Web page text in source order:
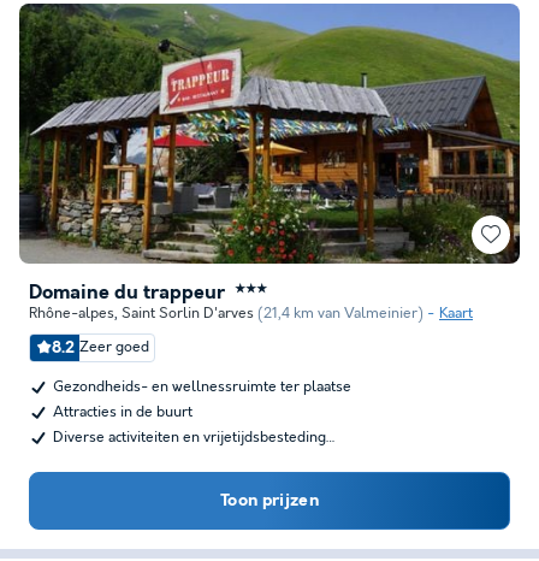
Domaine du trappeur ★★★
Rhône-alpes, Saint Sorlin D'arves (21,4 km van Valmeinier) Kaart
8.2 Zeer goed
Gezondheids- en wellnessruimte ter plaatse
Attracties in de buurt
Diverse activiteiten en vrijetijdsbesteding…
Toon prijzen